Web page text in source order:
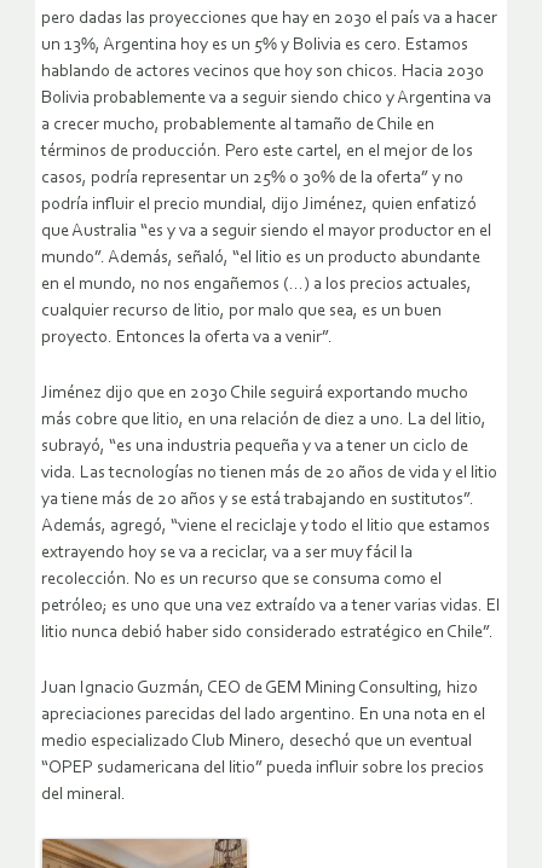
pero dadas las proyecciones que hay en 2030 el país va a hacer
un 13%, Argentina hoy es un 5% y Bolivia es cero. Estamos
hablando de actores vecinos que hoy son chicos. Hacia 2030
Bolivia probablemente va a seguir siendo chico y Argentina va
a crecer mucho, probablemente al tamaño de Chile en
términos de producción. Pero este cartel, en el mejor de los
casos, podría representar un 25% o 30% de la oferta” y no
podría influir el precio mundial, dijo Jiménez, quien enfatizó
que Australia “es y va a seguir siendo el mayor productor en el
mundo”. Además, señaló, “el litio es un producto abundante
en el mundo, no nos engañemos (…) a los precios actuales,
cualquier recurso de litio, por malo que sea, es un buen
proyecto. Entonces la oferta va a venir”.
Jiménez dijo que en 2030 Chile seguirá exportando mucho
más cobre que litio, en una relación de diez a uno. La del litio,
subrayó, “es una industria pequeña y va a tener un ciclo de
vida. Las tecnologías no tienen más de 20 años de vida y el litio
ya tiene más de 20 años y se está trabajando en sustitutos”.
Además, agregó, “viene el reciclaje y todo el litio que estamos
extrayendo hoy se va a reciclar, va a ser muy fácil la
recolección. No es un recurso que se consuma como el
petróleo; es uno que una vez extraído va a tener varias vidas. El
litio nunca debió haber sido considerado estratégico en Chile”.
Juan Ignacio Guzmán, CEO de GEM Mining Consulting, hizo
apreciaciones parecidas del lado argentino. En una nota en el
medio especializado Club Minero, desechó que un eventual
“OPEP sudamericana del litio” pueda influir sobre los precios
del mineral.